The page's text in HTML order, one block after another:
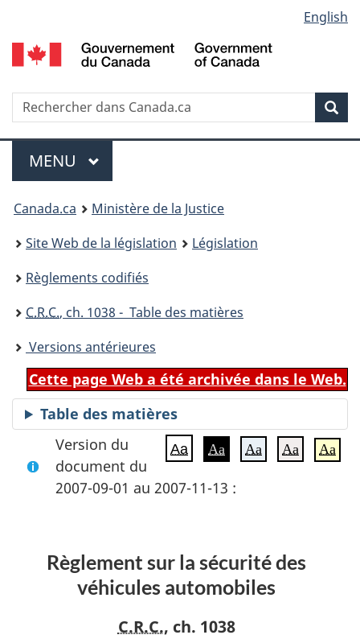
au
contenu
propos
de
la
HTML
simplifiée
selection
English
Recherche
Menu
MENU PRINCIPAL
You
are
here:
Canada.ca
Ministère de la Justice
Site Web de la législation
Législation
Règlements codifiés
C.R.C., ch. 1038 - Table des matières
Versions antérieures
Cette page Web a été archivée dans le Web.
Table des matières
Aa Aa Aa Aa Aa
Version du
document du
2007-09-01 au 2007-11-13 :
Règlement sur la sécurité des
véhicules automobiles
C.R.C., ch. 1038